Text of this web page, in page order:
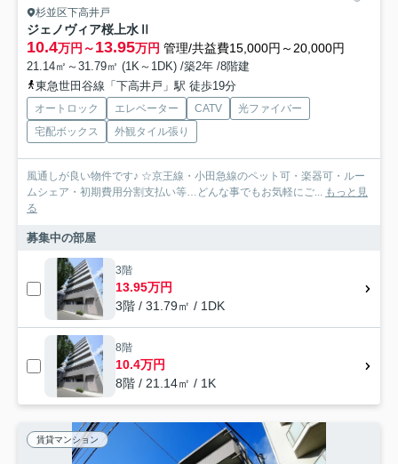
杉並区下高井戸
ジェノヴィア桜上水Ⅱ
10.4万円～13.95万円 管理/共益費15,000円～20,000円
21.14㎡～31.79㎡ (1K～1DK) /築2年 /8階建
東急世田谷線「下高井戸」駅 徒歩19分
オートロック エレベーター CATV
光ファイバー
宅配ボックス
外観タイル張り
風通しが良い物件です♪ ☆京王線・小田急線のペット可・楽器可・ルー
ムシェア・初期費用分割支払い等…どんな事でもお気軽にご... もっと見
る
募集中の部屋
3階
13.95万円
3階 / 31.79㎡ / 1DK
8階
10.4万円
8階 / 21.14㎡ / 1K
賃貸マンション